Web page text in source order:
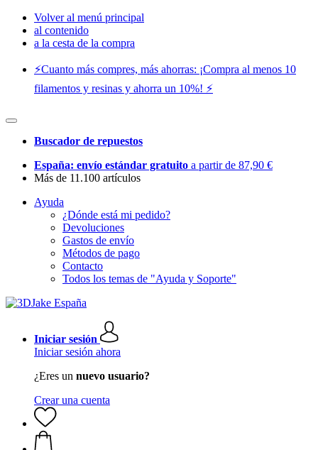
Volver al menú principal
al contenido
a la cesta de la compra
⚡️Cuanto más compres, más ahorras: ¡Compra al menos 10
filamentos y resinas y ahorra un 10%! ⚡️
Buscador de repuestos
España: envío estándar gratuito a partir de 87,90 €
Más de 11.100 artículos
Ayuda
¿Dónde está mi pedido?
Devoluciones
Gastos de envío
Métodos de pago
Contacto
Todos los temas de "Ayuda y Soporte"
Iniciar sesión
Iniciar sesión ahora
¿Eres un nuevo usuario?
Crear una cuenta